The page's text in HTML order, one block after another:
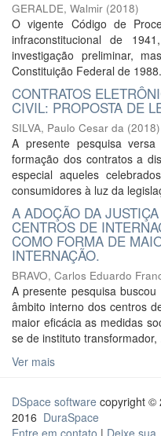
GERALDE, Walmir (2018)
O vigente Código de
infraconstitucional de
investigação preliminar,
Constituição Federal de
CONTRATOS
CIVIL: PROPOSTA DE
SILVA, Paulo Cesar da (2018)
A presente pesquisa
formação dos contratos a
especial aqueles
consumidores à luz da
A ADOÇÃO DA
CENTROS DE
COMO FORMA DE
INTERNAÇÃO.
BRAVO, Carlos Eduardo
A presente pesquisa
âmbito interno dos centros
maior eficácia as medidas
se de instituto transformador,
Ver mais
DSpace software copyright ©
2016 DuraSpace
Entre em contato | Deixe sua